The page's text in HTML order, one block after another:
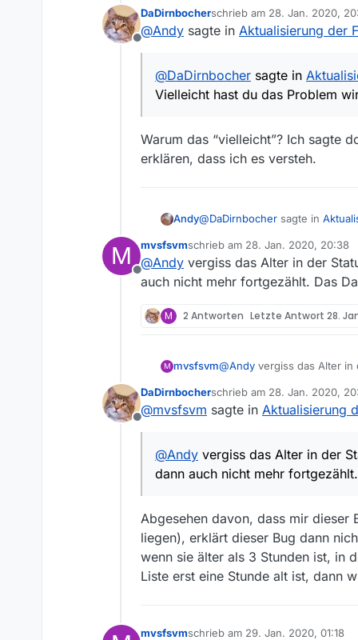
@ Andysagte in
Statt 17:16h , wie hier im
Ich mein, für den Fall, dass
ist, passt doch eh alles …
Stunden alt ist. Insofern
Ums kurz zu machen:
…
Offline
DaDirnbocherschrieb am 28. Jan. 2020,
zuletzt editiert von
@Andy sagte in Aktualisierung der
@DaDirnbocher sagte in
Vielleicht hast du das Problem
Warum das “vielleicht”? Ich sagte
erklären, dass ich es versteh.
Andy@DaDirnbocher sagte in
@Andysagte in
Ich mein, für den Fall, dass
ist, passt doch eh alles …
Und wenn nicht, hast glaub
Stunden alt ist. Insofern
Ums kurz zu machen:
<<ich glaube, wir
M
Offline
mvsfsvmschrieb am 28. Jan. 2020, 20:38
zuletzt editiert von
@Andy vergiss das Alter in der
auch nicht mehr fortgezählt. Das
M 2 Antworten Letzte Antwort 28.
M mvsfsvm@Andy vergiss das Alter in
Offline
DaDirnbocherschrieb am 28. Jan. 2020,
zuletzt editiert von
@mvsfsvm sagte in Aktualisierung
@Andy vergiss das Alter in der
dann auch nicht mehr fortgezählt.
Abgesehen davon, dass mir dieser
liegen), erklärt dieser Bug dann
wenn sie älter als 3 Stunden ist, in
Liste erst eine Stunde alt ist, dann
mvsfsvmschrieb am 29. Jan. 2020, 01:18